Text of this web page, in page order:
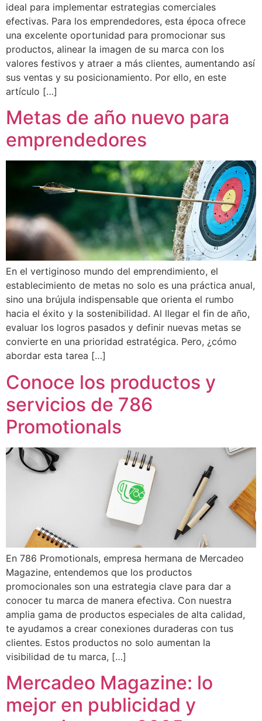
ideal para implementar estrategias comerciales
efectivas. Para los emprendedores, esta época ofrece
una excelente oportunidad para promocionar sus
productos, alinear la imagen de su marca con los
valores festivos y atraer a más clientes, aumentando así
sus ventas y su posicionamiento. Por ello, en este
artículo […]
Metas de año nuevo para
emprendedores
En el vertiginoso mundo del emprendimiento, el
establecimiento de metas no solo es una práctica anual,
sino una brújula indispensable que orienta el rumbo
hacia el éxito y la sostenibilidad. Al llegar el fin de año,
evaluar los logros pasados y definir nuevas metas se
convierte en una prioridad estratégica. Pero, ¿cómo
abordar esta tarea […]
Conoce los productos y
servicios de 786
Promotionals
En 786 Promotionals, empresa hermana de Mercadeo
Magazine, entendemos que los productos
promocionales son una estrategia clave para dar a
conocer tu marca de manera efectiva. Con nuestra
amplia gama de productos especiales de alta calidad,
te ayudamos a crear conexiones duraderas con tus
clientes. Estos productos no solo aumentan la
visibilidad de tu marca, […]
Mercadeo Magazine: lo
mejor en publicidad y